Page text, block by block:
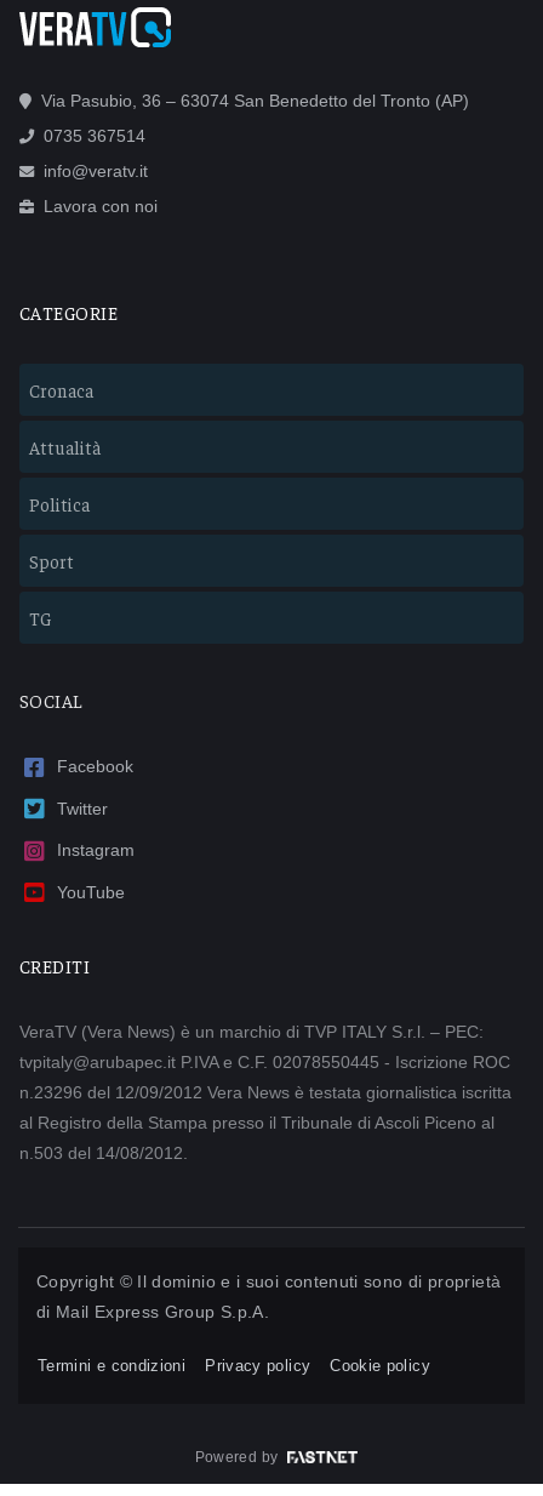
Via Pasubio, 36 – 63074 San Benedetto del Tronto (AP)
0735 367514
info@veratv.it
Lavora con noi
CATEGORIE
Cronaca
Attualità
Politica
Sport
TG
SOCIAL
Facebook
Twitter
Instagram
YouTube
CREDITI
VeraTV (Vera News) è un marchio di TVP ITALY S.r.l. – PEC:
tvpitaly@arubapec.it P.IVA e C.F. 02078550445 - Iscrizione ROC
n.23296 del 12/09/2012 Vera News è testata giornalistica iscritta
al Registro della Stampa presso il Tribunale di Ascoli Piceno al
n.503 del 14/08/2012.
Copyright © Il dominio e i suoi contenuti sono di proprietà
di Mail Express Group S.p.A.
Termini e condizioni Privacy policy Cookie policy
Powered by